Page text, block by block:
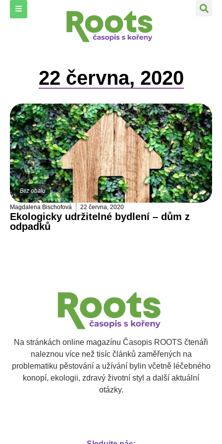
22 června, 2020
Bez obalu
Magdalena Bischofová 22 června, 2020
Ekologicky udržitelné bydlení – dům z
odpadků
Na stránkách online magazínu Časopis ROOTS čtenáři
naleznou více než tisíc článků zaměřených na
problematiku pěstování a užívání bylin včetně léčebného
konopí, ekologii, zdravý životní styl a další aktuální
otázky.